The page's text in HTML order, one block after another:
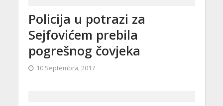
Policija u potrazi za
Sejfovićem prebila
pogrešnog čovjeka
10 Septembra, 2017